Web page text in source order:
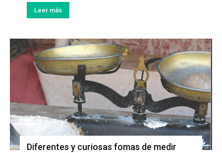
Leer más
Diferentes y curiosas fomas de medir